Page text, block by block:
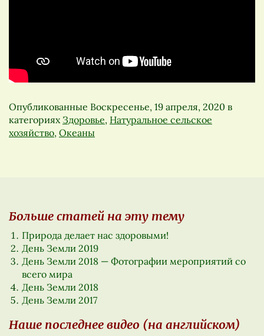
Опубликованные Воскресенье, 19 апреля, 2020 в
категориях Здоровье, Натуральное сельское
хозяйство, Океаны
Больше статей на эту тему
Природа делает нас здоровыми!
День Земли 2019
День Земли 2018 — Фотографии мероприятий со
всего мира
День Земли 2018
День Земли 2017
Наше последнее видео (на английском)